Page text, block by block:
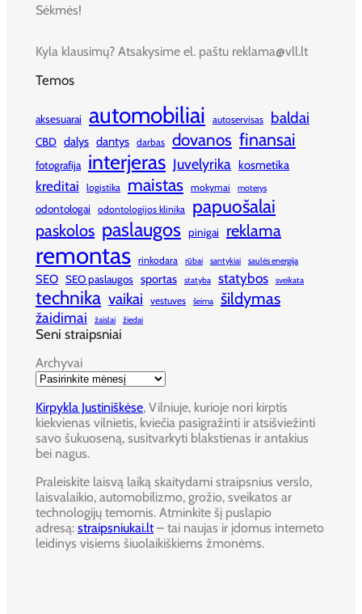
Sėkmės!
Kyla klausimų? Atsakysime el. paštu reklama@vll.lt
Temos
aksesuarai automobiliai autoservisas baldai
CBD dalys dantys darbas dovanos finansai
fotografija interjeras Juvelyrika kosmetika
kreditai logistika maistas mokymai moterys
odontologai odontologijos klinika papuošalai
paskolos paslaugos pinigai reklama
remontas rinkodara rūbai santykiai saulės energija
SEO SEO paslaugos sportas statyba statybos sveikata
technika vaikai vestuves šeima šildymas
žaidimai žaislai žiedai
Seni straipsniai
Archyvai
Kirpykla Justiniškėse, Vilniuje, kurioje nori kirptis
kiekvienas vilnietis, kviečia pasigražinti ir atsišviežinti
savo šukuoseną, susitvarkyti blakstienas ir antakius
bei nagus.
Praleiskite laisvą laiką skaitydami straipsnius verslo,
laisvalaikio, automobilizmo, grožio, sveikatos ar
technologijų temomis. Atminkite šį puslapio
adresą: straipsniukai.lt– tai naujas ir įdomus interneto
leidinys visiems šiuolaikiškiems žmonėms.